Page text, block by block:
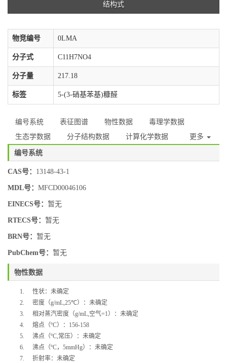
结构式
物竞编号 0LMA
分子式 C11H7NO4
分子量 217.18
标签 5-(3-硝基苯基)糠醛
编号系统 表征图谱 物性数据
毒理学数据
生态学数据
分子结构数据 计算化学数据 更多
编号系统
CAS号： 13148-43-1
MDL号： MFCD00046106
EINECS号： 暂无
RTECS号： 暂无
BRN号： 暂无
PubChem号： 暂无
物性数据
1.
性状：未确定
2.
密度（g/mL,25℃）：未确定
3.
相对蒸汽密度（g/mL,空气=1）：未确定
4.
熔点（ºC）： 156-158
5.
沸点（ºC,常压）：未确定
6.
沸点（ºC， 5mmHg）：未确定
7.
折射率：未确定